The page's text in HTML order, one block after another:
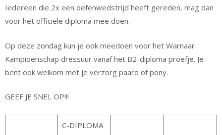
Iedereen die 2x een oefenwedstrijd heeft gereden, mag dan
voor het officiële diploma mee doen.
Op deze zondag kun je ook meedoen voor het Warnaar
Kampioenschap dressuur vanaf het B2-diploma proefje. Je
bent ook welkom met je verzorg paard of pony.
GEEF JE SNEL OP!!!
C-DIPLOMA